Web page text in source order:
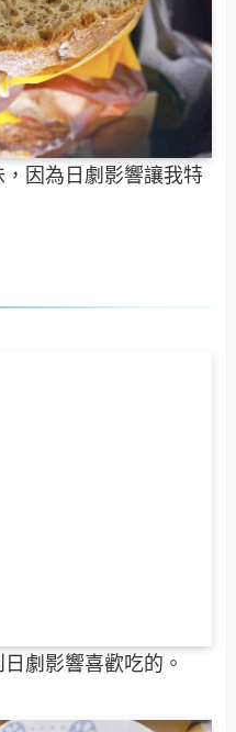
因為日劇影響讓我特
劇影響喜歡吃的。